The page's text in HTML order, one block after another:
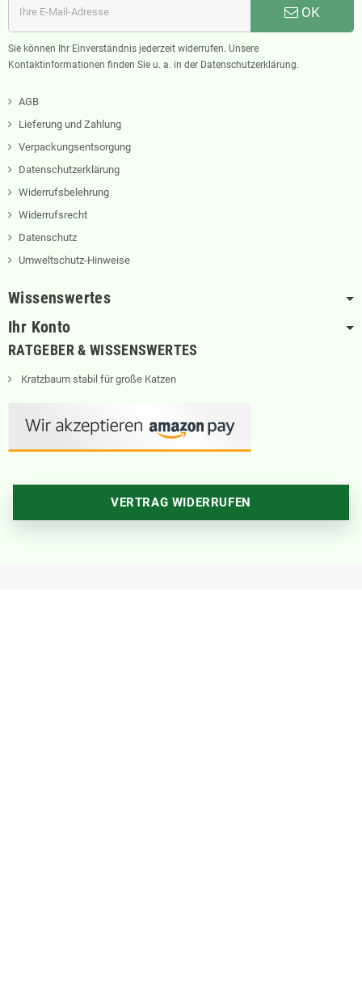
OK
Sie können Ihr Einverständnis jederzeit widerrufen. Unsere
Kontaktinformationen finden Sie u. a. in der Datenschutzerklärung.
AGB
Lieferung und Zahlung
Verpackungsentsorgung
Datenschutzerklärung
Widerrufsbelehrung
Widerrufsrecht
Datenschutz
Umweltschutz-Hinweise
Wissenswertes
Ihr Konto
RATGEBER & WISSENSWERTES
Kratzbaum stabil für große Katzen
VERTRAG WIDERRUFEN